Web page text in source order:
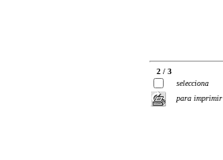
2 / 3
selecciona
para imprimir